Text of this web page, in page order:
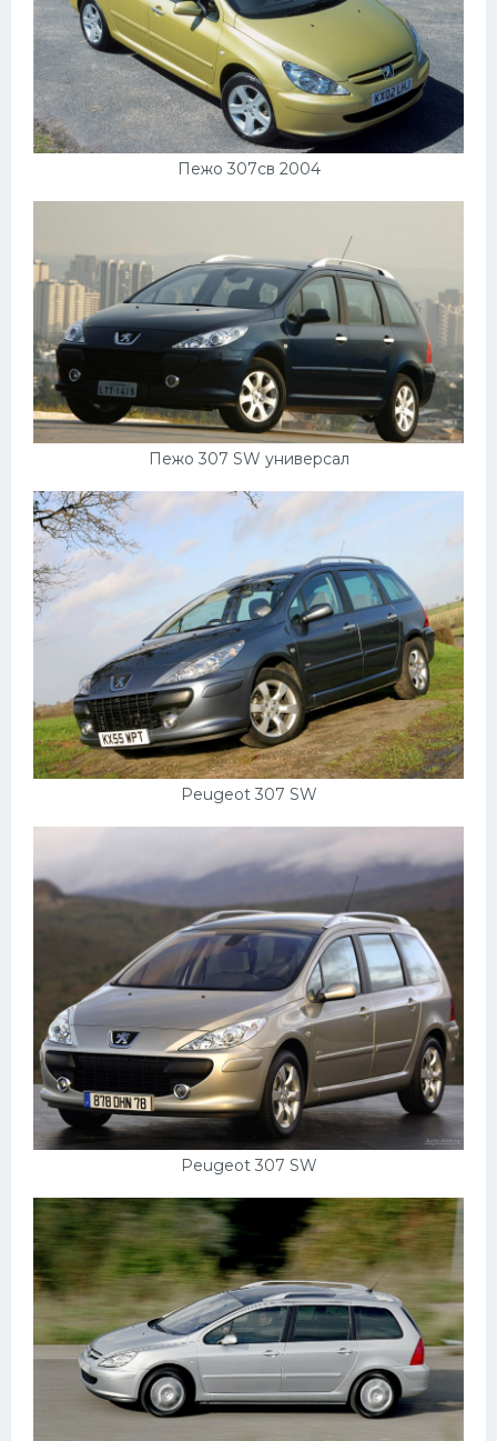
Пежо 307св 2004
Пежо 307 SW универсал
Peugeot 307 SW
Peugeot 307 SW